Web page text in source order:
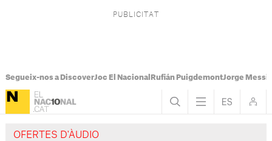
Segueix-nos a DiscoverJoc El Nacional Rufián PuigdemontJorge Messi
OFERTES D'ÀUDIO